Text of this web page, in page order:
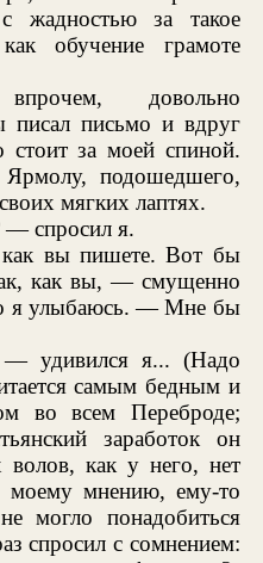
жадностью за такое
обучение грамоте
довольно
писал письмо и вдруг
стоит за моей спиной.
подошедшего,
мягких лаптях.
спросил я.
вы пишете. Вот бы
как вы, — смущенно
я улыбаюсь. — Мне бы
удивился я... (Надо
самым бедным и
во всем Переброде;
заработок он
волов, как у него, нет
моему мнению, ему-то
могло понадобиться
спросил с сомнением: